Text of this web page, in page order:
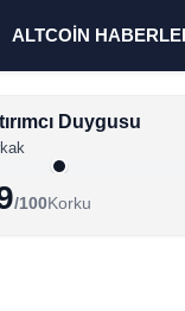
ALTCOİN
Duygusu
/100Korku